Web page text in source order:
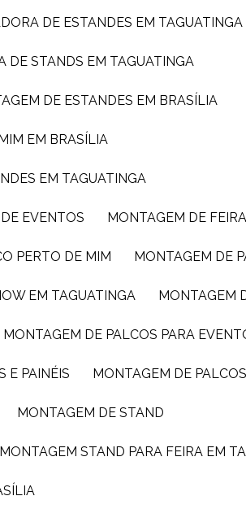
DE ESTANDES EM TAGUATINGA
DE STANDS EM TAGUATINGA
DE ESTANDES EM BRASÍLIA
EM BRASÍLIA
EM TAGUATINGA
DE EVENTOS MONTAGEM DE
PERTO DE MIM MONTAGEM DE
EM TAGUATINGA MONTAGEM
MONTAGEM DE PALCOS PARA
E PAINÉIS MONTAGEM DE
MONTAGEM DE STAND
MONTAGEM STAND PARA FEIRA EM